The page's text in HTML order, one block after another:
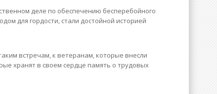
деле по обеспечению бесперебойного
для гордости, стали достойной историей
встречам, к ветеранам, которые внесли
хранят в своем сердце память о трудовых